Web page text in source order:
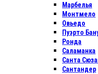
Марбелья
Монтмело
Овьедо
Пуэрто
Ронда
Саламанка
Санта
Сантандер